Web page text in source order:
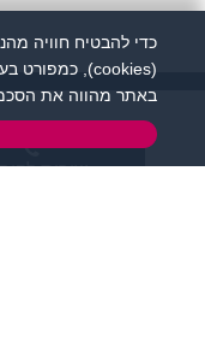
שירות
כדי להבטיח חוויה
(cookies), כמפורט בעמוד
באתר מהווה את